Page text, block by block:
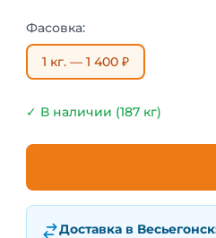
Фасовка:
1 кг. — 1 400 ₽
✓ В наличии (187 кг)
Доставка в Весьегонск